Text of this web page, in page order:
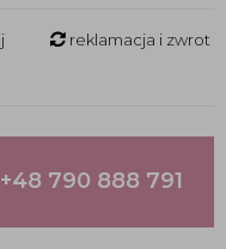
reklamacja i zwrot
+48 790 888 791